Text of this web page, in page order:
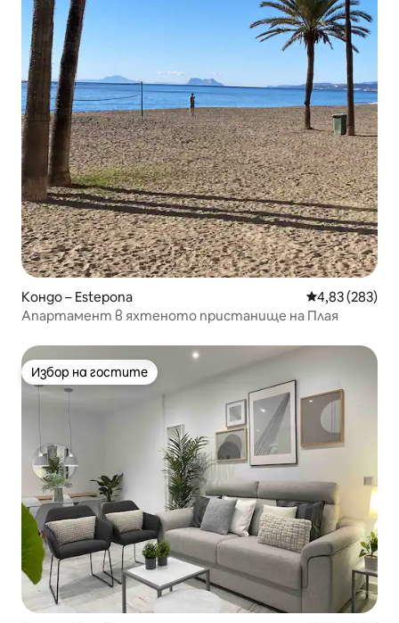
Кондо – Estepona Средна
4,83 (283)
Апартамент в яхтеното пристанище на Плая
Избор на гостите
Избор на гостите